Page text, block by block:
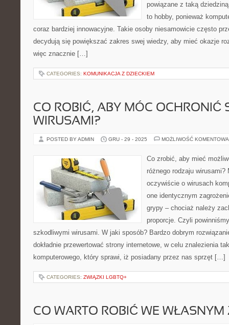
powiązane z taką
to hobby, ponieważ
coraz bardziej innowacyjne. Takie osoby niesamowicie często
decydują się powiększać zakres swej wiedzy, aby mieć okazje
więc znacznie […]
CATEGORIES: KOMUNIKACJA Z DZIECKIEM
CO ROBIĆ, ABY MÓC OCHRONIĆ
WIRUSAMI?
POSTED BY ADMIN GRU - 29 - 2025 MOŻLIWOŚĆ
Co zrobić, aby mieć
różnego rodzaju
oczywiście o wirusach
one identycznym
grypy – chociaż należy
proporcje. Czyli
szkodliwymi wirusami. W jaki sposób? Bardzo dobrym
dokładnie przewertować strony internetowe, w celu znalezienia
komputerowego, który sprawi, iż posiadany przez nas sprzęt […]
CATEGORIES: ZWIĄZKI LGBTQ+
CO WARTO ROBIĆ WE WŁASNYM